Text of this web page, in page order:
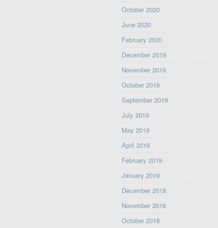
October 2020
June 2020
February 2020
December 2019
November 2019
October 2019
September 2019
July 2019
May 2019
April 2019
February 2019
January 2019
December 2018
November 2018
October 2018